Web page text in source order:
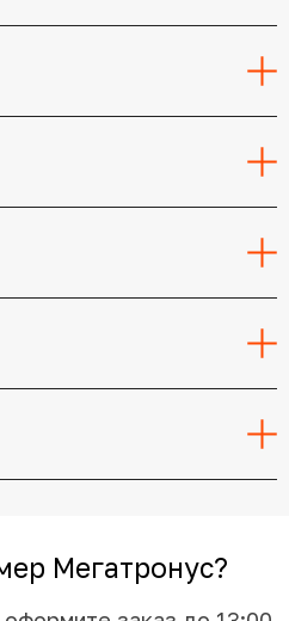
Мегатронус?